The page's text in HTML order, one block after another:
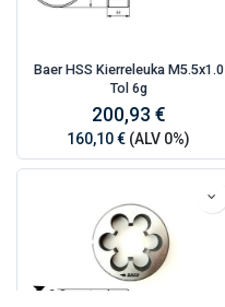
Baer HSS Kierreleuka M5.5x1.0
Tol 6g
200,93 €
160,10 € (ALV 0%)